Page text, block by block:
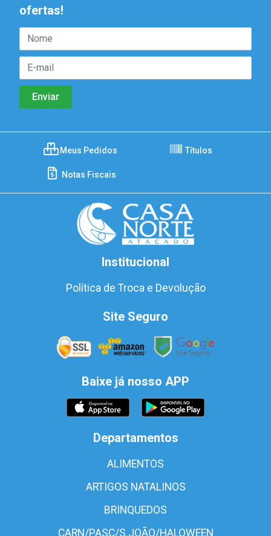
ofertas!
Meus Pedidos Títulos
Notas Fiscais
Institucional
Política de Troca e Devolução
Site Seguro
Baixe já nosso APP
Departamentos
ALIMENTOS
ARTIGOS NATALINOS
BRINQUEDOS
CARN/PASC/S.JOÃO/HALOWEEN